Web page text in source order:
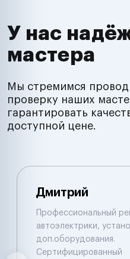
У нас
мастера
Мы стремимся
проверку наших
гарантировать
доступной цене.
Дмитрий
Профессиональный
автоэлектрики,
доп.оборудования.
Сертифицированный